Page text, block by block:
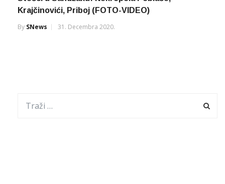
Krajčinovići, Priboj (FOTO-VIDEO)
By SNews 31. Decembra 2020.